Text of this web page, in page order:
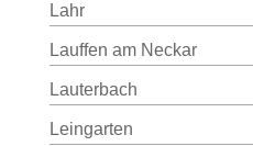
Lahr
Lauffen am Neckar
Lauterbach
Leingarten